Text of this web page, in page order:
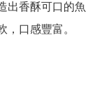
出香酥可口的魚
口感豐富。